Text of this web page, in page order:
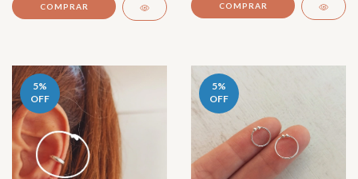
COMPRAR COMPRAR
5%
OFF
5%
OFF